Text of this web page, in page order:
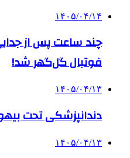
۱۴۰۵/۰۴/۱۴
چند ساعت پس از
فوتبال گل‌گهر شد!
۱۴۰۵/۰۴/۱۳
دندانپزشکی تحت
۱۴۰۵/۰۴/۱۳